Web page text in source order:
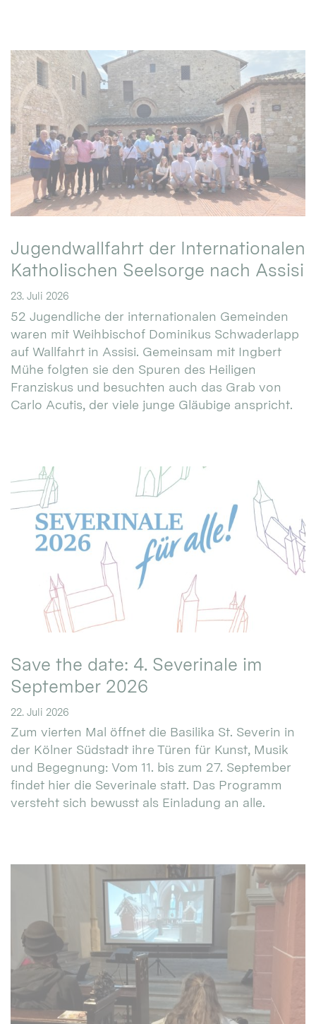
Jugendwallfahrt der Internationalen
Katholischen Seelsorge nach Assisi
23. Juli 2026
52 Jugendliche der internationalen Gemeinden
waren mit Weihbischof Dominikus Schwaderlapp
auf Wallfahrt in Assisi. Gemeinsam mit Ingbert
Mühe folgten sie den Spuren des Heiligen
Franziskus und besuchten auch das Grab von
Carlo Acutis, der viele junge Gläubige anspricht.
Save the date: 4. Severinale im
September 2026
22. Juli 2026
Zum vierten Mal öffnet die Basilika St. Severin in
der Kölner Südstadt ihre Türen für Kunst, Musik
und Begegnung: Vom 11. bis zum 27. September
findet hier die Severinale statt. Das Programm
versteht sich bewusst als Einladung an alle.